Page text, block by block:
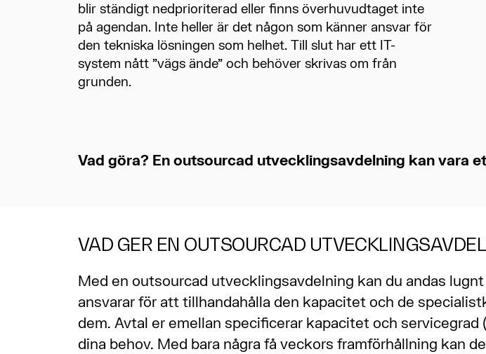
blir ständigt nedprioriterad eller finns överhuvudtaget inte
på agendan. Inte heller är det någon som känner ansvar för
den tekniska lösningen som helhet. Till slut har ett IT-
system nått ”vägs ände” och behöver skrivas om från
grunden.
Vad göra? En outsourcad utvecklingsavdelning kan vara
VAD GER EN OUTSOURCAD
Med en outsourcad utvecklingsavdelning kan du andas
ansvarar för att tillhandahålla den kapacitet och de
dem. Avtal er emellan specificerar kapacitet och
dina behov. Med bara några få veckors framförhållning kan